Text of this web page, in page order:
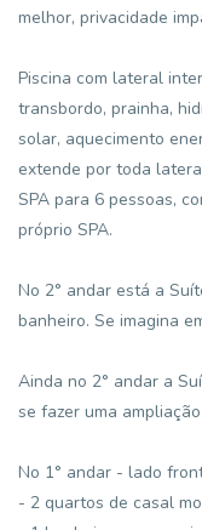
melhor, privacidade
Piscina com lateral
transbordo, prainha,
solar, aquecimento
extende por toda
SPA para 6 pessoas,
próprio SPA.
No 2° andar está a
banheiro. Se imagina
Ainda no 2° andar a
se fazer uma
No 1° andar - lado
- 2 quartos de casal